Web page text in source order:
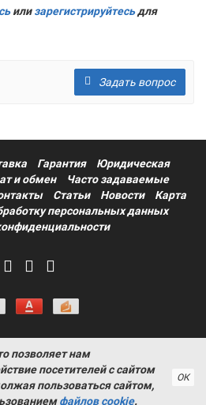
илизарегистрируйтесьдля
Задать вопрос
Гарантия
Юридическая
и обмен
Часто задаваемые
Статьи Новости
Карта
персональных данных
ознакомительный характер и не
определяемой положениями
кодекса РФ ProtectAuto © 2011-
2026
позволяет нам
посетителей с сайтом
пользоваться сайтом,
файлов cookie.
ОК